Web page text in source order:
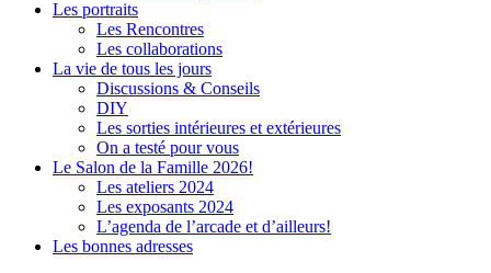
Les portraits
Les Rencontres
Les collaborations
La vie de tous les jours
Discussions & Conseils
DIY
Les sorties intérieures et extérieures
On a testé pour vous
Le Salon de la Famille 2026!
Les ateliers 2024
Les exposants 2024
L’agenda de l’arcade et d’ailleurs!
Les bonnes adresses